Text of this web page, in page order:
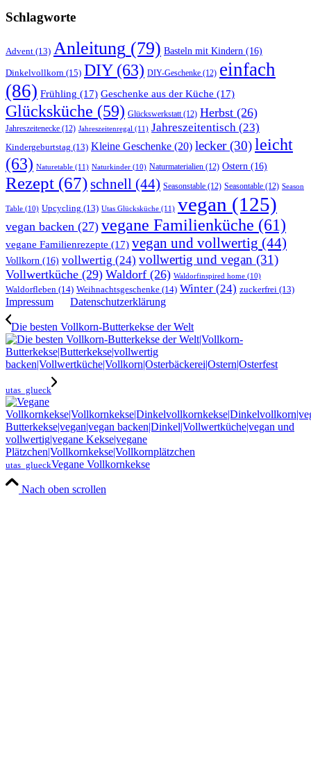
Schlagworte
Advent(13) Anleitung (79) Basteln mit Kindern (16)
Dinkelvollkorn (15) DIY(63) DIY-Geschenke(12) einfach
(86) Frühling (17) Geschenke aus der Küche (17)
Glücksküche (59) Glückswerkstatt(12) Herbst (26)
Jahreszeitenecke(12) Jahreszeitenregal (11) Jahreszeitentisch(23)
Kindergeburtstag(13) Kleine Geschenke (20) lecker(30)leicht
(63) Naturetable (11) Naturkinder (10) Naturmaterialien(12) Ostern (16)
Rezept (67)schnell (44) Seasonstable(12) Seasontable(12) Season
Table (10) Upcycling(13) Utas Glücksküche (11) vegan (125)
vegan backen (27) vegane Familienküche (61)
vegane Familienrezepte (17) vegan und vollwertig (44)
Vollkorn (16) vollwertig(24) vollwertig und vegan (31)
Vollwertküche (29) Waldorf (26) Waldorfinspired home (10)
Waldorfleben (14) Weihnachtsgeschenke (14) Winter(24) zuckerfrei(13)
Impressum Datenschutzerklärung
Die besten Vollkorn-Butterkekse der Welt
utas_glueck
utas_glueckVegane Vollkornkekse
Nach oben scrollen